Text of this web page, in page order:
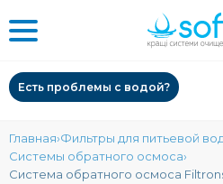
Есть проблемы с водой?
Главная Фильтры для питьевой
Системы обратного осмоса
Система обратного осмоса